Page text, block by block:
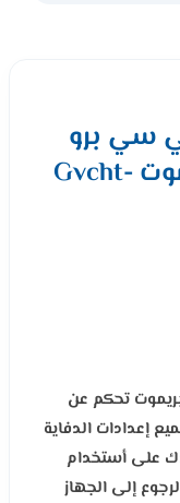
سي برو
1800 وات – شاشة بريموت Gvcht-
تحكم عن
إعدادات الدفاية
على أستخدام
إلى الجهاز